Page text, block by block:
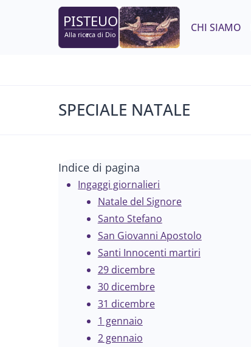
CHI SIAMO
SPECIALE NATALE
Indice di pagina
Ingaggi giornalieri
Natale del Signore
Santo Stefano
San Giovanni Apostolo
Santi Innocenti martiri
29 dicembre
30 dicembre
31 dicembre
1 gennaio
2 gennaio